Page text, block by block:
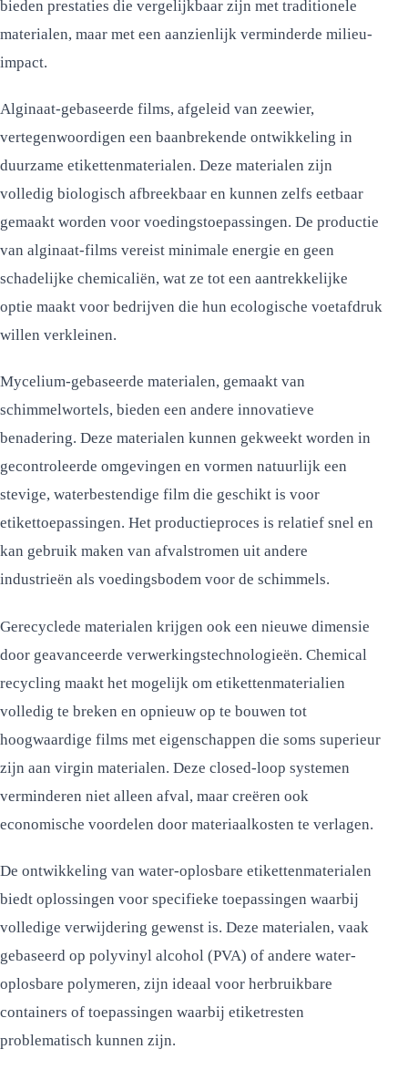
bieden prestaties die vergelijkbaar zijn met traditionele
materialen, maar met een aanzienlijk verminderde milieu-
impact.
Alginaat-gebaseerde films, afgeleid van zeewier,
vertegenwoordigen een baanbrekende ontwikkeling in
duurzame etikettenmaterialen. Deze materialen zijn
volledig biologisch afbreekbaar en kunnen zelfs eetbaar
gemaakt worden voor voedingstoepassingen. De productie
van alginaat-films vereist minimale energie en geen
schadelijke chemicaliën, wat ze tot een aantrekkelijke
optie maakt voor bedrijven die hun ecologische voetafdruk
willen verkleinen.
Mycelium-gebaseerde materialen, gemaakt van
schimmelwortels, bieden een andere innovatieve
benadering. Deze materialen kunnen gekweekt worden in
gecontroleerde omgevingen en vormen natuurlijk een
stevige, waterbestendige film die geschikt is voor
etikettoepassingen. Het productieproces is relatief snel en
kan gebruik maken van afvalstromen uit andere
industrieën als voedingsbodem voor de schimmels.
Gerecyclede materialen krijgen ook een nieuwe dimensie
door geavanceerde verwerkingstechnologieën. Chemical
recycling maakt het mogelijk om etikettenmaterialien
volledig te breken en opnieuw op te bouwen tot
hoogwaardige films met eigenschappen die soms superieur
zijn aan virgin materialen. Deze closed-loop systemen
verminderen niet alleen afval, maar creëren ook
economische voordelen door materiaalkosten te verlagen.
De ontwikkeling van water-oplosbare etikettenmaterialen
biedt oplossingen voor specifieke toepassingen waarbij
volledige verwijdering gewenst is. Deze materialen, vaak
gebaseerd op polyvinyl alcohol (PVA) of andere water-
oplosbare polymeren, zijn ideaal voor herbruikbare
containers of toepassingen waarbij etiketresten
problematisch kunnen zijn.